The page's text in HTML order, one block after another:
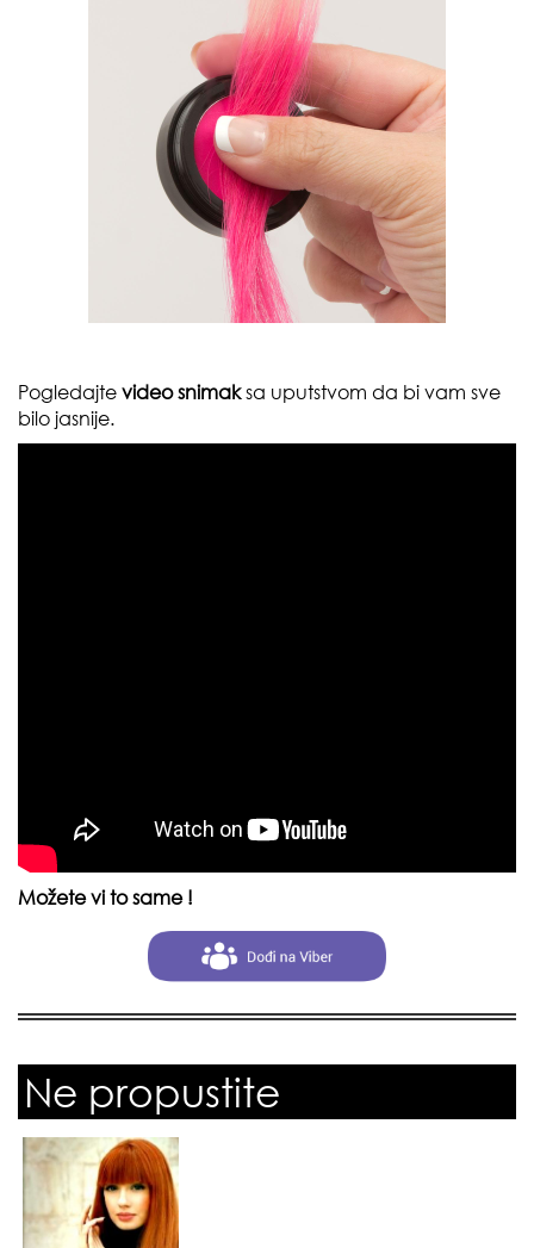
Pogledajte video snimaksa uputstvom da bi vam sve
bilo jasnije.
Možete vi to same !
Ne propustite